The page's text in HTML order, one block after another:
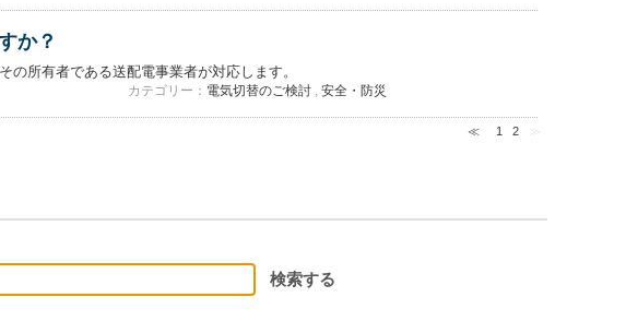
か？
所有者である送配電事業者が対応します。
カテゴリー： 電気切替のご検討 ,安全・防災
≪ 1 2